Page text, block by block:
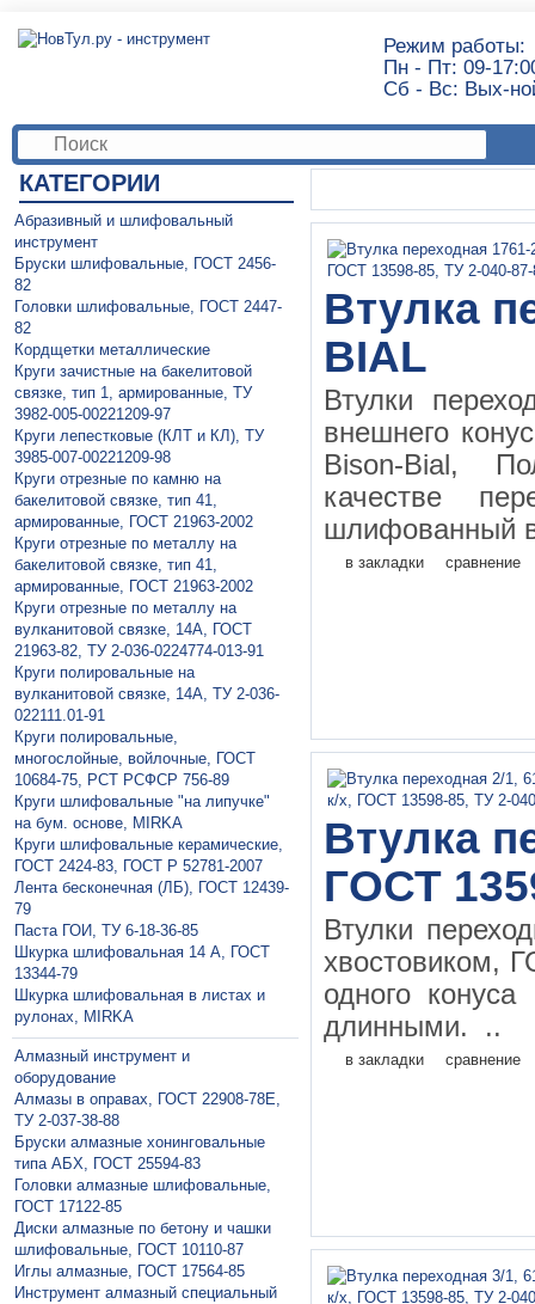
Режим работы:
Пн - Пт: 09-
Сб - Вс: Вых-
КАТЕГОРИИ
Абразивный и шлифовальный
инструмент
Бруски шлифовальные, ГОСТ 2456-
82
Головки шлифовальные, ГОСТ 2447-
82
Кордщетки металлические
Круги зачистные на бакелитовой
связке, тип 1, армированные, ТУ
3982-005-00221209-97
Круги лепестковые (КЛТ и КЛ), ТУ
3985-007-00221209-98
Круги отрезные по камню на
бакелитовой связке, тип 41,
армированные, ГОСТ 21963-2002
Круги отрезные по металлу на
бакелитовой связке, тип 41,
армированные, ГОСТ 21963-2002
Круги отрезные по металлу на
вулканитовой связке, 14А, ГОСТ
21963-82, ТУ 2-036-0224774-013-91
Круги полировальные на
вулканитовой связке, 14А, ТУ 2-036-
022111.01-91
Круги полировальные,
многослойные, войлочные, ГОСТ
10684-75, РСТ РСФСР 756-89
Круги шлифовальные "на липучке"
на бум. основе, MIRKA
Круги шлифовальные керамические,
ГОСТ 2424-83, ГОСТ P 52781-2007
Лента бесконечная (ЛБ), ГОСТ 12439-
79
Паста ГОИ, ТУ 6-18-36-85
Шкурка шлифовальная 14 А, ГОСТ
13344-79
Шкурка шлифовальная в листах и
рулонах, MIRKA
Алмазный инструмент и
оборудование
Алмазы в оправах, ГОСТ 22908-78Е,
ТУ 2-037-38-88
Бруски алмазные хонинговальные
типа АБХ, ГОСТ 25594-83
Головки алмазные шлифовальные,
ГОСТ 17122-85
Диски алмазные по бетону и чашки
шлифовальные, ГОСТ 10110-87
Иглы алмазные, ГОСТ 17564-85
Инструмент алмазный специальный
Втулка
BIAL
Втулки
внешнего
Bison-Bial,
качестве
шлифованный
в закладки сравнение
Втулка
ГОСТ
Втулки
хвостовиком,
одного
длинными. ..
в закладки сравнение